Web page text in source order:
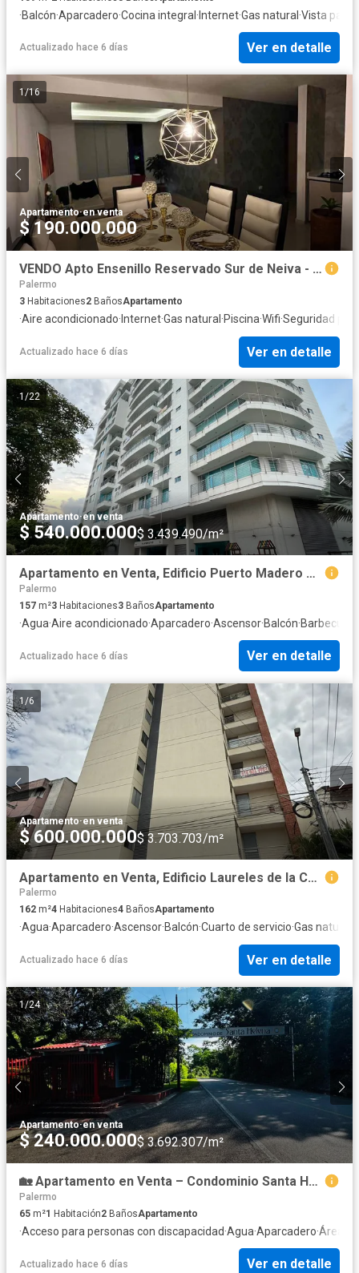
·Balcón·Aparcadero·Cocina integral·Internet·Gas natural·Vista
Actualizado hace 6 días Ver en detalle
1/16
Apartamento·en venta
$ 190.000.000
VENDO Apto Ensenillo Reservado Sur de Neiva - Piso 4 Sin ascensor
Palermo
3 Habitaciones2 BañosApartamento
·Aire acondicionado· Internet·Gas natural ·Piscina·Wifi·Seguridad
Actualizado hace 6 días Ver en detalle
1/22
Apartamento·en venta
$ 540.000.000$ 3.439.490/m²
Apartamento en Venta, Edificio Puerto Madero Neiva
Palermo
157 m²3 Habitaciones3 BañosApartamento
·Agua·Aire acondicionado·Aparcadero·Ascensor·Balcón·Barbecue
Actualizado hace 6 días Ver en detalle
1 /6
Apartamento·en venta
$ 600.000.000$ 3.703.703/m²
Apartamento en Venta, Edificio Laureles de la Concha Neiva
Palermo
162 m²4 Habitaciones4 BañosApartamento
·Agua·Aparcadero·Ascensor·Balcón·Cuarto de servicio·Gas natural
Actualizado hace 6 días Ver en detalle
1/24
Apartamento·en venta
$ 240.000.000$ 3.692.307/m²
🏡 Apartamento en Venta – Condominio Santa Helena YAGUARA
Palermo
65 m²1 Habitación2 BañosApartamento
·Acceso para personas con discapacidad·Agua·Aparcadero·Área
Actualizado hace 6 días Ver en detalle